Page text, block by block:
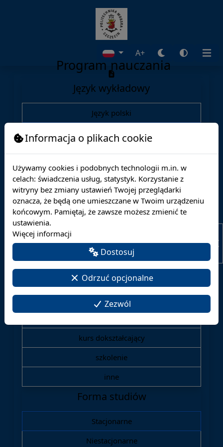
A+
Program nauczania
Język wykładowy
Język polski
Język angielski
Oferta edukacyjna
Wydziały
Kierunki
Szkoła doktorska
studia pierwszego stopnia
studia drugiego stopnia
jednolite studia magisterskie
kurs dokształcający
szkolenie
inne
Forma studiów
Stacjonarne
Niestacjonarne
Informacja o plikach cookie
Używamy cookies i podobnych technologii m.in. w
celach: świadczenia usług, statystyk. Korzystanie z
witryny bez zmiany ustawień Twojej przeglądarki
oznacza, że będą one umieszczane w Twoim urządzeniu
końcowym. Pamiętaj, że zawsze możesz zmienić te
ustawienia.
Więcej informacji
Dostosuj
Odrzuć opcjonalne
Zezwól